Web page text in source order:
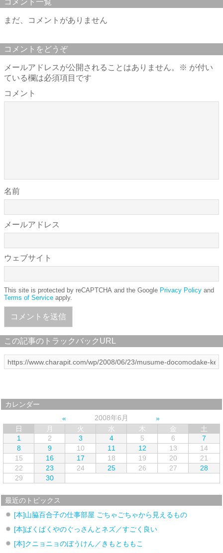
まだ、コメントがありません
コメントをどうぞ
メールアドレスが公開されることはありません。 ※ が付い
ている欄は必須項目です
コメント
名前
メールアドレス
ウェブサイト
This site is protected by reCAPTCHA and the Google Privacy Policy and
Terms of Service apply.
この記事のトラックバックURL
カレンダー
2008年6月
日
月 火 水 木 金
土
1
2 3 4 5 6
7
8
9 10 11 12 13
14
15
16 17 18 19 20
21
22
23 24 25 26 27
28
29
30
最近のトピックス
[本]山脇百合子の仕事部屋 ごちゃごちゃから見えるもの
[本]ぱくぱくやのぐっさんとネズ／すごく良い
[本]クニョニョのぼうけん／きもとももこ